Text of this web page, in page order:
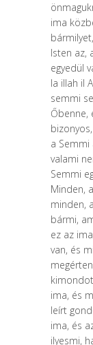
ima
Isten az,
egyedül
la illah il
semmi
Őbenne,
a Semmi
valami
Semmi
Minden,
minden,
bármi,
ez az
van, és
ima, és
leírt
ima, és
ilyesmi,